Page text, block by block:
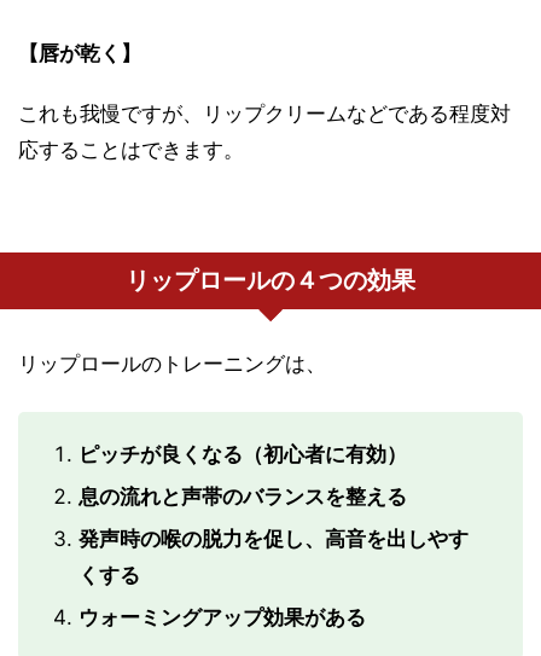
【唇が乾く】
これも我慢ですが、リップクリームなどである程度対
応することはできます。
リップロールの４つの効果
リップロールのトレーニングは、
ピッチが良くなる（初心者に有効）
息の流れと声帯のバランスを整える
発声時の喉の脱力を促し、高音を出しやす
くする
ウォーミングアップ効果がある